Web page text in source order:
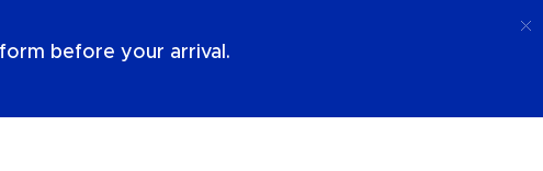
before your arrival.